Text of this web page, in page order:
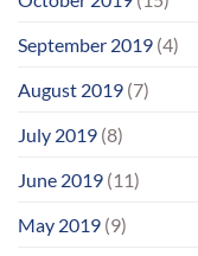
September 2019 (4)
August 2019 (7)
July 2019 (8)
June 2019 (11)
May 2019 (9)